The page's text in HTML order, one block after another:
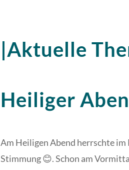
|Aktuelle
Heiliger
Am Heiligen Abend herrschte
Stimmung 😊. Schon am